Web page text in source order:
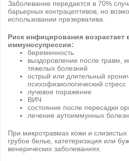
Заболевание передается в 70%
барьерных контрацептивов, но
использовании презерватива.
Риск инфицирования возрастает
иммуносупрессии:
беременность
выздоровление после травм,
тяжелых болезней
острый или длительный
психофизиологический стресс
лучевое поражение
ВИЧ
состояние после пересадки
лечение аутоиммунных
При микротравмах кожи и слизистых
грубое белье, катетеризация или
венерических заболеваниях.